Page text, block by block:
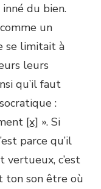
du bien.
un
se limitait à
leurs
qu’il faut
:
[x] ». Si
parce qu’il
vertueux, c’est
ton son être où